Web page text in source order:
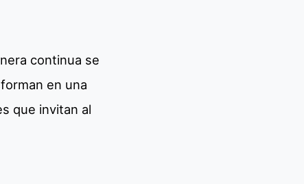
continua se
en una
que invitan al